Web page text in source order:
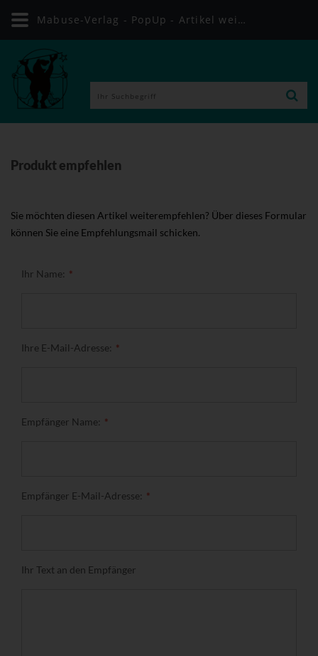
Produkt empfehlen
Sie möchten diesen Artikel weiterempfehlen? Über dieses Formular
können Sie eine Empfehlungsmail schicken.
Ihr Name:
Ihre E-Mail-Adresse:
Empfänger Name:
Empfänger E-Mail-Adresse:
Ihr Text an den Empfänger
Mabuse-Verlag - PopUp - Artikel weiterempfehlen